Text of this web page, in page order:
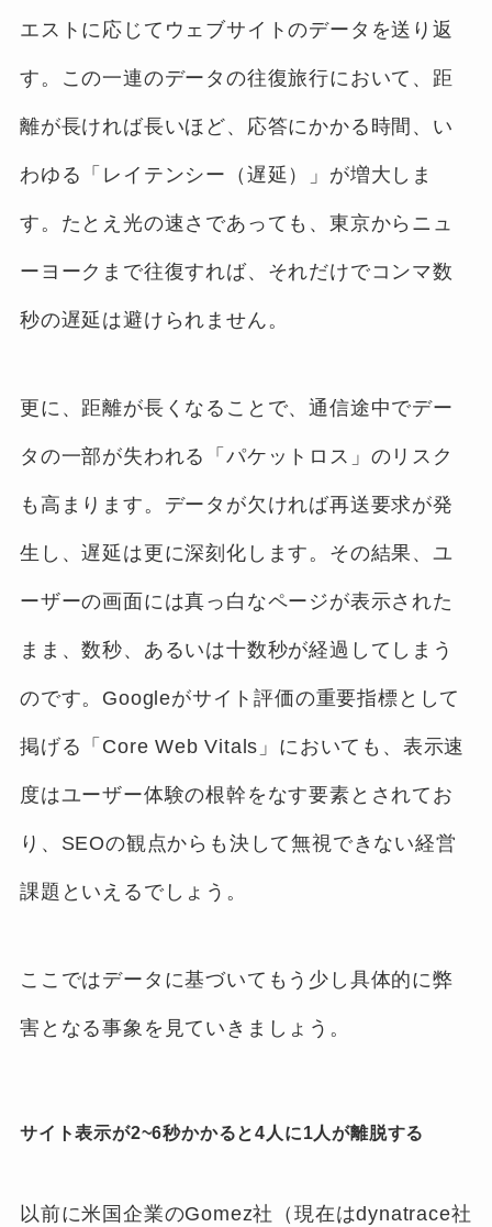
エストに応じてウェブサイトのデータを送り返
す。この一連のデータの往復旅行において、距
離が長ければ長いほど、応答にかかる時間、い
わゆる「レイテンシー（遅延）」が増大しま
す。たとえ光の速さであっても、東京からニュ
ーヨークまで往復すれば、それだけでコンマ数
秒の遅延は避けられません。
更に、距離が長くなることで、通信途中でデー
タの一部が失われる「パケットロス」のリスク
も高まります。データが欠ければ再送要求が発
生し、遅延は更に深刻化します。その結果、ユ
ーザーの画面には真っ白なページが表示された
まま、数秒、あるいは十数秒が経過してしまう
のです。Googleがサイト評価の重要指標として
掲げる「Core Web Vitals」においても、表示速
度はユーザー体験の根幹をなす要素とされてお
り、SEOの観点からも決して無視できない経営
課題といえるでしょう。
ここではデータに基づいてもう少し具体的に弊
害となる事象を見ていきましょう。
サイト表示が2~6秒かかると4人に1人が離脱する
以前に米国企業のGomez社（現在はdynatrace社